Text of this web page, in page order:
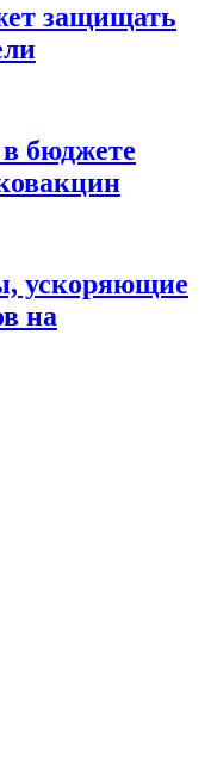
защищать
бюджете
ускоряющие
на